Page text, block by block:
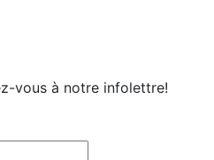
vous à notre infolettre!